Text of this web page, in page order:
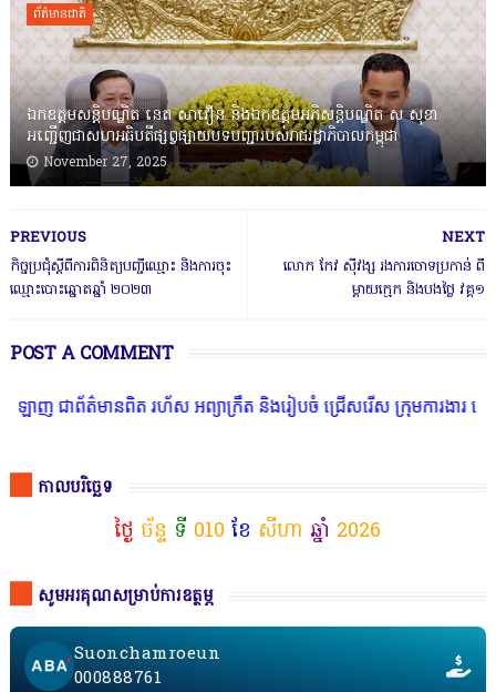
ព័ត៌មានជាតិ
ឯកឧត្តមសន្តិបណ្ឌិត នេត សាវឿន និងឯកឧត្តមអភិសន្តិបណ្ឌិត ស សុខា
អញ្ជើញជាសហអធិបតីផ្សព្វផ្សាយបទបញ្ជារបស់រាជរដ្ឋាភិបាលកម្ពុជា
November 27, 2025
NEXT
លោក កែវ ស៊ីវង្ស រងការចោទប្រកាន់ ពី
ម្តាយក្មេក និងបងថ្លៃ វគ្គ១
PREVIOUS
កិច្ចប្រជុំស្ដីពីការពិនិត្យបញ្ជីឈ្មោះ និងការចុះ
ឈ្មោះបោះឆ្នោតឆ្នាំ ២០២៣
POST A COMMENT
ានពិត រហ័ស អព្យាក្រឹត និងរៀបចំ ជ្រើសរើស ក្រុមការងារ នៅតាមបណ្តា
កាលបរិច្ឆេទ
ថ្ងៃ ច័ន្ទ ទី 010 ខែ សីហា ឆ្នាំ 2026
សូមអរគុណសម្រាប់ការឧត្ថម្ភ
Suonchamroeun
000888761